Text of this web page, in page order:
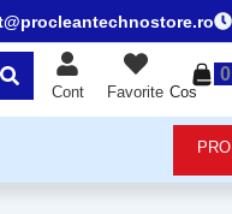
Cont Favorite
0
Cos